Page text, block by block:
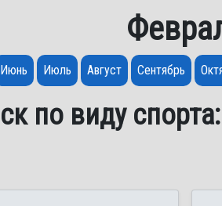
Июнь Июль Август Сентябрь
по виду